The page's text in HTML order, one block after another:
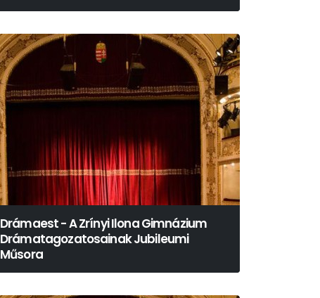
Drámaest - A Zrínyi Ilona Gimnázium
Drámatagozatosainak Jubileumi
Műsora